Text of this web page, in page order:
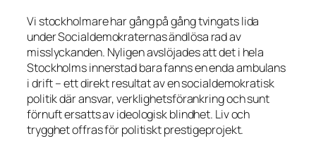
Vi stockholmare har gång på gång tvingats lida
under Socialdemokraternas ändlösa rad av
misslyckanden. Nyligen avslöjades att det i hela
Stockholms innerstad bara fanns en enda ambulans
i drift – ett direkt resultat av en socialdemokratisk
politik där ansvar, verklighetsförankring och sunt
förnuft ersatts av ideologisk blindhet. Liv och
trygghet offras för politiskt prestigeprojekt.